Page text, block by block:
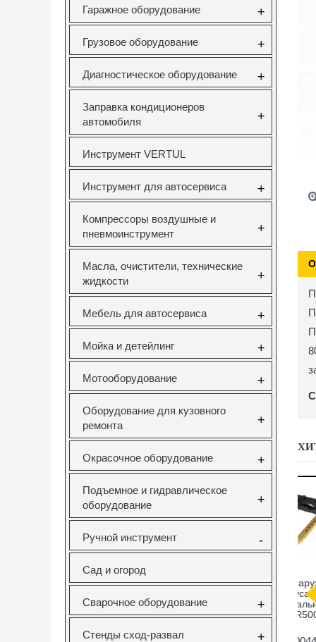
Гаражное оборудование +
Грузовое оборудование +
Диагностическое оборудование +
Заправка кондиционеров
автомобиля
+
Инструмент VERTUL
Инструмент для автосервиса +
Компрессоры воздушные и
пневмоинструмент
+
Масла, очистители, технические
жидкости
+
Мебель для автосервиса +
Мойка и детейлинг +
Мотооборудование +
Оборудование для кузовного
ремонта
+
Окрасочное оборудование +
Подъемное и гидравлическое
оборудование
+
Ручной инструмент -
Сад и огород
Сварочное оборудование +
Стенды сход-развал +
Вставка резьбовая
VR50727E
Forsage F-933T1
снятия и установки
втулок,
сайлентблоков